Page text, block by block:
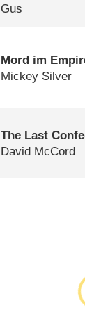
Gus
Mord im
Mickey Silver
The Last
David McCord